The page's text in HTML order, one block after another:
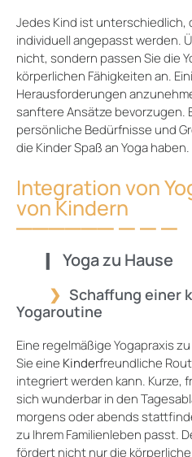
Jedes Kind ist unterschiedlich,
individuell angepasst werden.
nicht, sondern passen Sie die
körperlichen Fähigkeiten an.
Herausforderungen
sanftere Ansätze bevorzugen.
persönliche Bedürfnisse und
die Kinder Spaß an Yoga haben.
Integration von
von Kindern
Yoga zu Hause
Schaffung einer
Yogaroutine
Eine regelmäßige Yogapraxis
Sie eine Kinderfreundliche
integriert werden kann. Kurze,
sich wunderbar in den
morgens oder abends
zu Ihrem Familienleben passt.
fördert nicht nur die